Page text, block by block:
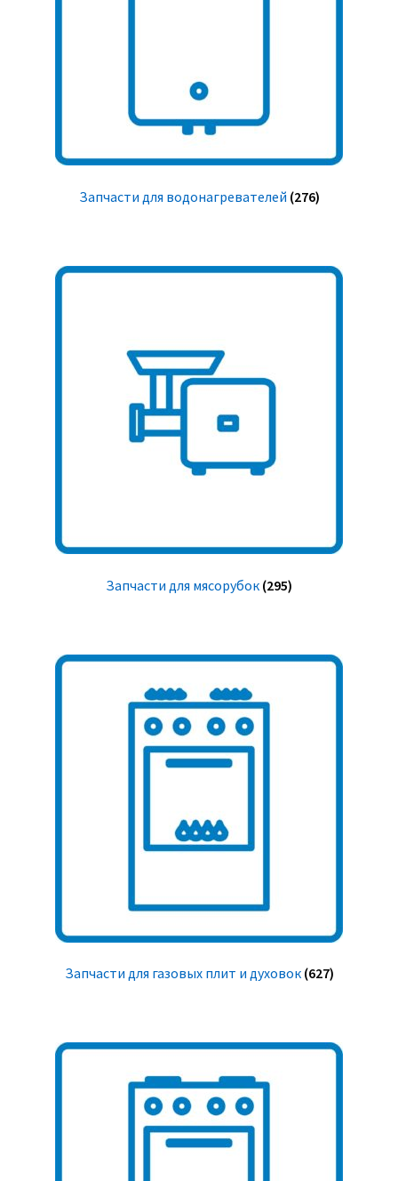
Запчасти для водонагревателей (276)
Запчасти для мясорубок (295)
Запчасти для газовых плит и духовок (627)